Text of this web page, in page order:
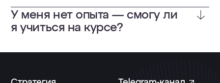
У меня нет опыта — смогу ли
я учиться на курсе?